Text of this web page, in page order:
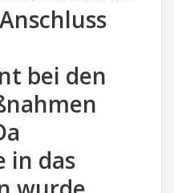
bei den
in das